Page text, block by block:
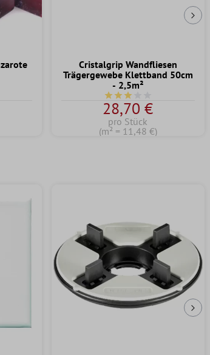
Bewertung von 5 von 5 Sternen
Cristalgrip Wandfliesen
Trägergewebe Klettband 50cm
- 2,5m²
Durchschnittliche
28,70 €
pro Stück
(m² = 11,48 €)